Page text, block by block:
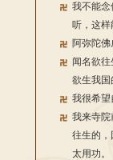
我不能念
听，这样
阿弥陀佛
闻名欲往
欲生我国
我很希望
我来寺院
往生的，
太用功。